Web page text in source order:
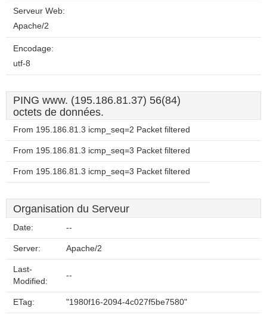
Serveur Web:
Apache/2
Encodage:
utf-8
PING www. (195.186.81.37) 56(84)
octets de données.
From 195.186.81.3 icmp_seq=2 Packet filtered
From 195.186.81.3 icmp_seq=3 Packet filtered
From 195.186.81.3 icmp_seq=3 Packet filtered
Organisation du Serveur
Date: --
Server: Apache/2
Last-
Modified:
--
ETag: "1980f16-2094-4c027f5be7580"